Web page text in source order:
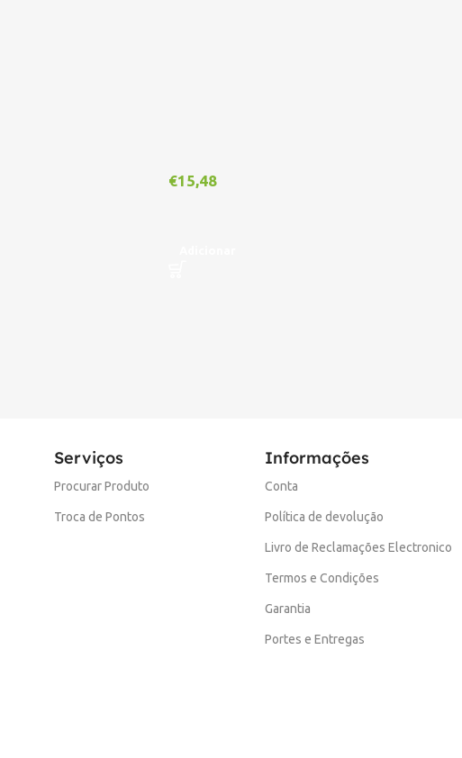
€15,48
Serviços
Procurar Produto
Troca de Pontos
Informações
Conta
Política de devolução
Livro de Reclamações Electronico
Termos e Condições
Garantia
Portes e Entregas